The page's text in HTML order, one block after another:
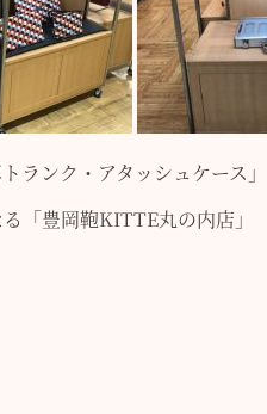
ランク・アタッシュケース」
「豊岡鞄KITTE丸の内店」